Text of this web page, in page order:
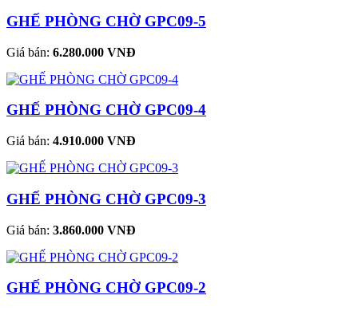
GHẾ PHÒNG CHỜ GPC09-5
Giá bán: 6.280.000 VNĐ
GHẾ PHÒNG CHỜ GPC09-4
Giá bán: 4.910.000 VNĐ
GHẾ PHÒNG CHỜ GPC09-3
Giá bán: 3.860.000 VNĐ
GHẾ PHÒNG CHỜ GPC09-2